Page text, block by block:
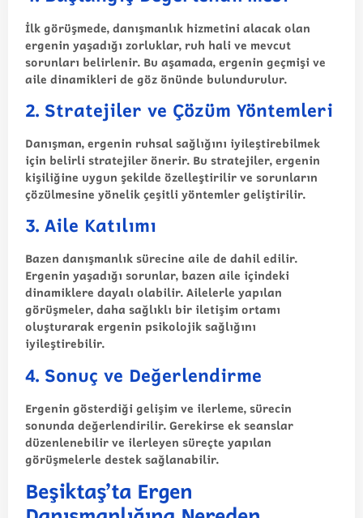
İlk görüşmede, danışmanlık hizmetini alacak olan
ergenin yaşadığı zorluklar, ruh hali ve mevcut
sorunları belirlenir. Bu aşamada, ergenin geçmişi ve
aile dinamikleri de göz önünde bulundurulur.
2. Stratejiler ve Çözüm Yöntemleri
Danışman, ergenin ruhsal sağlığını iyileştirebilmek
için belirli stratejiler önerir. Bu stratejiler, ergenin
kişiliğine uygun şekilde özelleştirilir ve sorunların
çözülmesine yönelik çeşitli yöntemler geliştirilir.
3. Aile Katılımı
Bazen danışmanlık sürecine aile de dahil edilir.
Ergenin yaşadığı sorunlar, bazen aile içindeki
dinamiklere dayalı olabilir. Ailelerle yapılan
görüşmeler, daha sağlıklı bir iletişim ortamı
oluşturarak ergenin psikolojik sağlığını
iyileştirebilir.
4. Sonuç ve Değerlendirme
Ergenin gösterdiği gelişim ve ilerleme, sürecin
sonunda değerlendirilir. Gerekirse ek seanslar
düzenlenebilir ve ilerleyen süreçte yapılan
görüşmelerle destek sağlanabilir.
Beşiktaş’ta Ergen